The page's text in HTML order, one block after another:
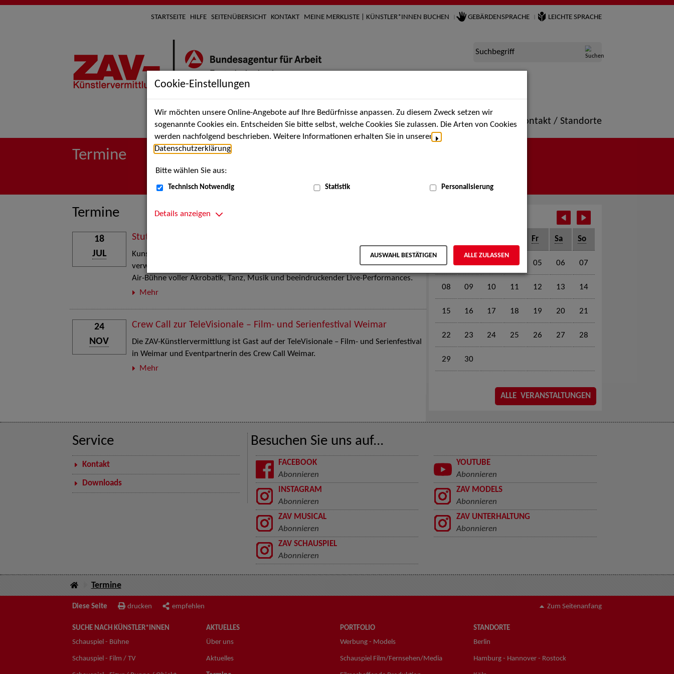
STARTSEITE HILFE SEITENÜBERSICHT KONTAKT MEINE MERKLISTE | KÜNSTLER*INNEN BUCHEN GEBÄRDENSPRACHE LEICHTE SPRACHE
Suchbegriff
Suche nach Künstler*innen Über uns Aktuelles Termine Portfolio Kontakt / Standorte
Termine
Termine
Stuttgart Street Art
Kunst, Live-Acts und Aktionen für Kinder und Familien. Die Stuttgart Street Art
verwandelt den Schlossplatz am 18. Juli 2026 von12 bis 18 Uhr in eine große Open-
Air-Bühne voller Akrobatik, Tanz, Musik und beeindruckender Live-Performances.
Mehr
18
JUL
Crew Call zur TeleVisionale – Film- und Serienfestival Weimar
Die ZAV-Künstlervermittlung ist Gast auf der TeleVisionale – Film- und Serienfestival
in Weimar und Eventpartnerin des Crew Call Weimar.
Mehr
24
NOV
Fr Sa So
01 04 05 06 07
08 09 10 11 12 13 14
15 16 17 18 19 20 21
22 23 24 25 26 27 28
29 30
ALLE VERANSTALTUNGEN
Service
Kontakt
Downloads
Besuchen Sie uns auf...
FACEBOOK
Abonnieren
YOUTUBE
Abonnieren
INSTAGRAM
Abonnieren
ZAV MODELS
Abonnieren
ZAV MUSICAL
Abonnieren
ZAV UNTERHALTUNG
Abonnieren
ZAV SCHAUSPIEL
Abonnieren
Termine
Diese Seite drucken empfehlen Zum Seitenanfang
SUCHE NACH KÜNSTLER*INNEN
Schauspiel - Bühne
Schauspiel - Film / TV
AKTUELLES
Über uns
Aktuelles
PORTFOLIO
Werbung - Models
Schauspiel Film/Fernsehen/Media
STANDORTE
Berlin
Hamburg - Hannover - Rostock
Cookie-Einstellungen
Wir möchten unsere Online-Angebote auf Ihre Bedürfnisse anpassen. Zu diesem Zweck setzen wir
sogenannte Cookies ein. Entscheiden Sie bitte selbst, welche Cookies Sie zulassen. Die Arten von Cookies
werden nachfolgend beschrieben. Weitere Informationen erhalten Sie in unserer
Datenschutzerklärung
Bitte wählen Sie aus:
Technisch Notwendig Statistik Personalisierung
Details anzeigen
AUSWAHL BESTÄTIGEN ALLE ZULASSEN